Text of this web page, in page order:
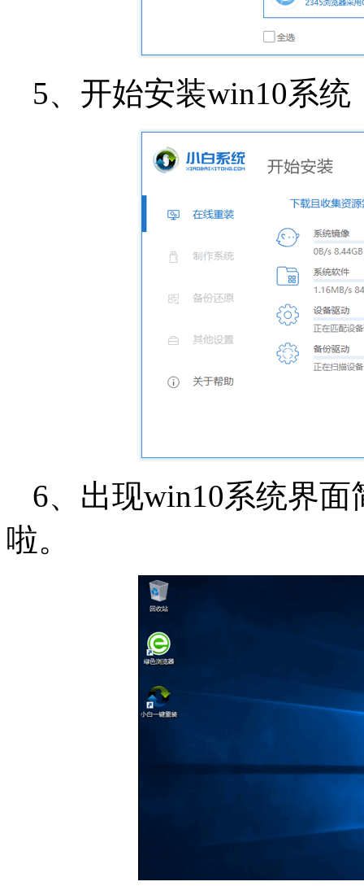
5、开始安装win10系
6、出现win10系统界
啦。